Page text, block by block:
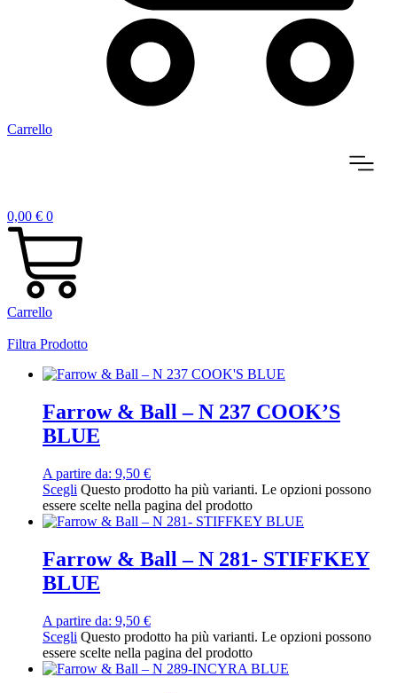
Carrello
0,00 € 0
Carrello
Filtra Prodotto
Farrow & Ball – N 237 COOK’S
BLUE
A partire da: 9,50 €
Scegli Questo prodotto ha più varianti. Le opzioni possono
essere scelte nella pagina del prodotto
Farrow & Ball – N 281- STIFFKEY
BLUE
A partire da: 9,50 €
Scegli Questo prodotto ha più varianti. Le opzioni possono
essere scelte nella pagina del prodotto